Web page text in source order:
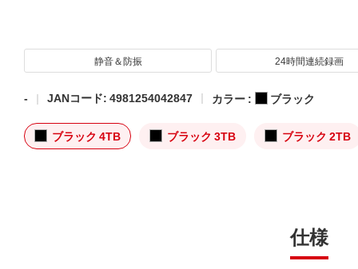
静音＆防振 24時間連続録画
- JANコード: 4981254042847 カラー : ブラック
ブラック 4TB ブラック 3TB ブラック 2TB
仕様